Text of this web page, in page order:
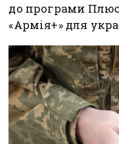
до програми
«Армія+» для